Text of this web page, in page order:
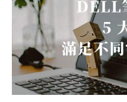
筆
推
薦
5
大